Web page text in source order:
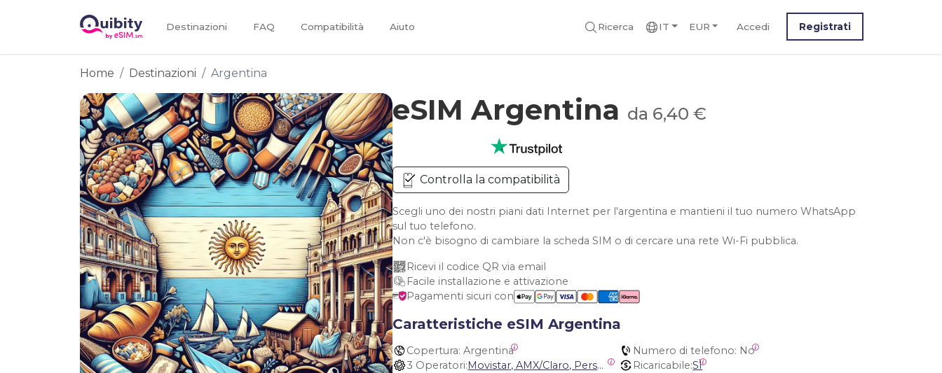
Destinazioni FAQ Compatibilità Aiuto Ricerca IT EUR Accedi Registrati
Home Destinazioni Argentina
eSIM Argentina da 6,40 €
Controlla la compatibilità
Scegli uno dei nostri piani dati Internet per l'argentina e mantieni il tuo numero WhatsApp
sul tuo telefono.
Non c'è bisogno di cambiare la scheda SIM o di cercare una rete Wi-Fi pubblica.
Ricevi il codice QR via email
Facile installazione e attivazione
Pagamenti sicuri con
Caratteristiche eSIM Argentina
Copertura: Argentina Numero di telefono: No
3 Operatori:
Movistar, AMX/Claro, Personal Argentina Ricaricabile:SÌ